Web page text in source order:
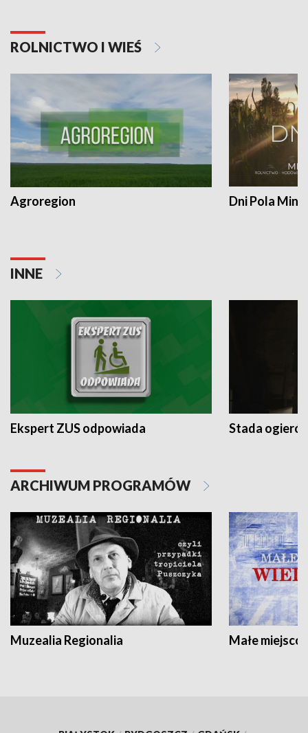
ROLNICTWO I WIEŚ
Agroregion Dni Pola
INNE
Ekspert ZUS odpowiada Stada
ARCHIWUM PROGRAMÓW
Muzealia Regionalia Małe